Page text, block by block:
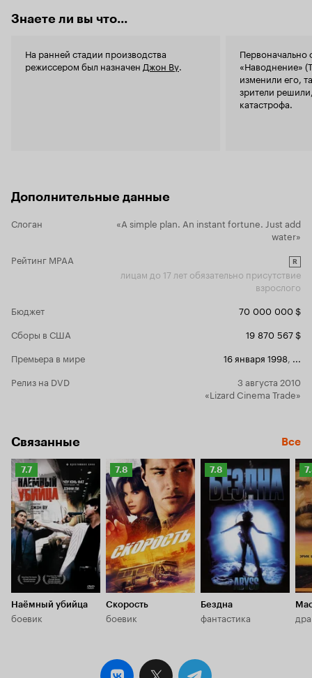
Знаете ли вы что...
На ранней стадии производства
режиссером был назначен Джон Ву
Первоначально
«Наводнение»
изменили его,
зрители
катастрофа.
Дополнительные данные
Слоган
«A simple plan. An instant fortune. Just add
water»
Рейтинг MPAA
R
лицам до 17 лет обязательно присутствие
взрослого
Бюджет
70 000 000 $
Сборы в США
19 870 567 $
Премьера в мире
16 января 1998
Релиз на DVD
3 августа 2010
«Lizard Cinema Trade»
Связанные Все
Рейтинг
Кинопоиска
7.7
7.7
Наёмный убийца
боевик
Рейтинг
Кинопоиска
7.8
7.8
Скорость
боевик
Рейтинг
Кинопоиска
7.8
7.8
Бездна
фантастика